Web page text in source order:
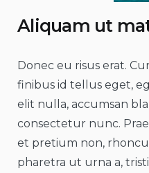
Aliquam ut
Donec eu risus erat.
finibus id tellus eget,
elit nulla, accumsan
consectetur nunc.
et pretium non,
pharetra ut urna a,